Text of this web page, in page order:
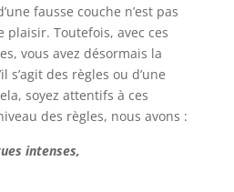
fausse couche n’est pas
Toutefois, avec ces
vous avez désormais la
s’agit des règles ou d’une
soyez attentifs à ces
des règles, nous avons :
intenses,